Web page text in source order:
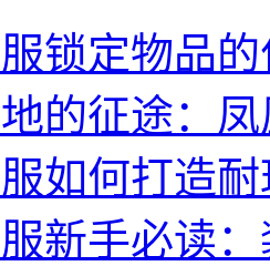
锁定物品
的征途：
如何打造
新手必读